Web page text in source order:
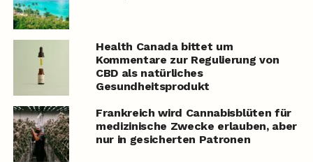
Health Canada bittet um
Kommentare zur Regulierung von
CBD als natürliches
Gesundheitsprodukt
Frankreich wird Cannabisblüten für
medizinische Zwecke erlauben, aber
nur in gesicherten Patronen